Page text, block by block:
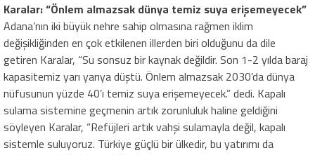
Karalar: “Önlem almazsak dünya temiz suya erişemeyecek”
Adana’nın iki büyük nehre sahip olmasına rağmen iklim
değişikliğinden en çok etkilenen illerden biri olduğunu da dile
getiren Karalar, “Su sonsuz bir kaynak değildir. Son 1-2 yılda baraj
kapasitemiz yarı yarıya düştü. Önlem almazsak 2030’da dünya
nüfusunun yüzde 40’ı temiz suya erişemeyecek.” dedi. Kapalı
sulama sistemine geçmenin artık zorunluluk haline geldiğini
söyleyen Karalar, “Refüjleri artık vahşi sulamayla değil, kapalı
sistemle suluyoruz. Türkiye güçlü bir ülkedir, bu yatırımı da